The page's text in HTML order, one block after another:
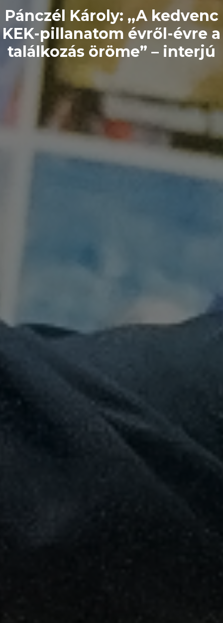
Pánczél Károly: ,,A kedvenc
KEK-pillanatom évről-évre a
találkozás öröme” – interjú